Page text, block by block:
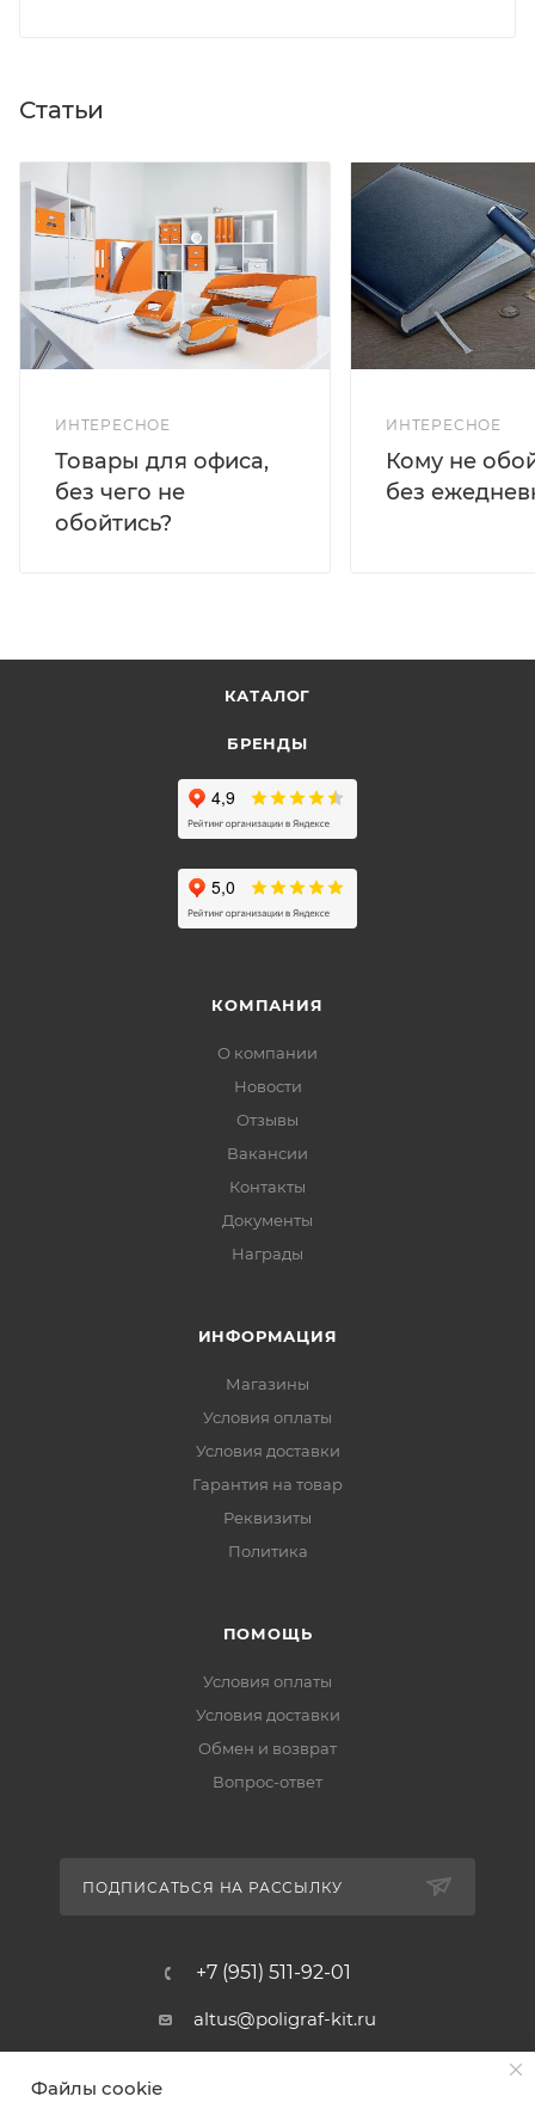
Статьи
ИНТЕРЕСНОЕ
Товары для офиса,
без чего не
обойтись?
ИНТЕРЕСНОЕ
Кому не
без
КАТАЛОГ
БРЕНДЫ
КОМПАНИЯ
О компании
Новости
Отзывы
Вакансии
Контакты
Документы
Награды
ИНФОРМАЦИЯ
Магазины
Условия оплаты
Условия доставки
Гарантия на товар
Реквизиты
Политика
ПОМОЩЬ
Условия оплаты
Условия доставки
Обмен и возврат
Вопрос-ответ
ПОДПИСАТЬСЯ НА РАССЫЛКУ
+7 (951) 511-92-01
altus@poligraf-kit.ru
Ростовская обл, Аксайский р-н,
Файлы cookie